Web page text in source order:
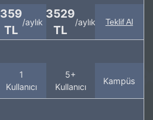
359
TL
/aylık
3529
TL
/aylık Teklif Al
1
Kullanıcı
5+
Kullanıcı
Kampüs